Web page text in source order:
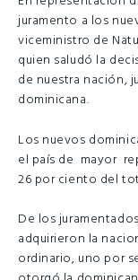
juramento a los
viceministro de
quien saludó la
de nuestra nación,
dominicana.
Los nuevos
el país de mayor
26 por ciento del
De los
adquirieron la
ordinario, uno por